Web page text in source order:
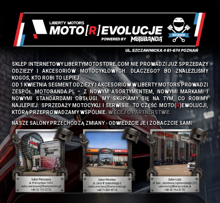
SKLEP INTERNETOWY LIBERTYMOTOSTORE.COM NIE PROWADZI JUŻ SPRZEDAŻY
ODZIEŻY I AKCESORIÓW MOTOCYKLOWYCH. DLACZEGO? BO ZNALEŹLIŚMY
KOGOŚ, KTO ROBI TO LEPIEJ.
OD 1 KWIETNIA SEGMENT ODZIEŻY I AKCESORIÓW W LIBERTY MOTORS PROWADZI
ZESPÓŁMOTOBANDA.PL – Z NOWYM ASORTYMENTEM, NOWYMI MARKAMI I
NOWYMI STANDARDAMI OBSŁUGI. MY SKUPIAMY SIĘ NA TYM, CO ROBIMY
NAJLEPIEJ: SPRZEDAŻY MOTOCYKLI I SERWISIE. TO CZĘŚĆ MOTO(R)EWOLUCJI,
KTÓRĄ PRZEPROWADZAMY WSPÓLNIE. WIĘCEJ O PARTNERSTWIE.
NASZE SALONY PRZECHODZĄ ZMIANY - ODWIEDŹCIE JE I ZOBACZCIE SAMI: